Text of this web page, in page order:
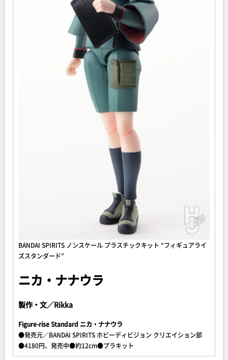
BANDAI SPIRITS ノンスケール プラスチックキット “フィギュアライ
ズスタンダード”
ニカ・ナナウラ
製作・文／Rikka
Figure-rise Standard ニカ・ナナウラ
●発売元／BANDAI SPIRITS ホビーディビジョン クリエイション部
●4180円、発売中●約12cm●プラキット